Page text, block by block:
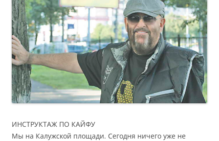
ИНСТРУКТАЖ ПО КАЙФУ
Мы на Калужской площади. Сегодня ничего уже не